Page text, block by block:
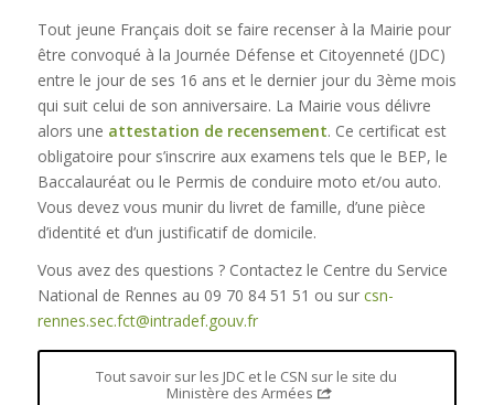
Tout jeune Français doit se faire recenser à la Mairie pour
être convoqué à la Journée Défense et Citoyenneté (JDC)
entre le jour de ses 16 ans et le dernier jour du 3ème mois
qui suit celui de son anniversaire. La Mairie vous délivre
alors une attestation de recensement. Ce certificat est
obligatoire pour s’inscrire aux examens tels que le BEP, le
Baccalauréat ou le Permis de conduire moto et/ou auto.
Vous devez vous munir du livret de famille, d’une pièce
d’identité et d’un justificatif de domicile.
Vous avez des questions ? Contactez le Centre du Service
National de Rennes au 09 70 84 51 51 ou sur csn-
rennes.sec.fct@intradef.gouv.fr
Tout savoir sur les JDC et le CSN sur le site du
Ministère des Armées